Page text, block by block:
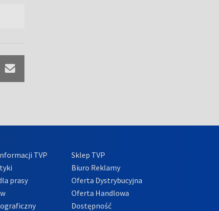
TVP
prasy
Sklep TVP
Biuro Reklamy
Oferta Dystrybucyjna
Oferta Handlowa
Dostępność